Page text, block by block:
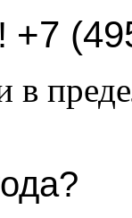
+7
в